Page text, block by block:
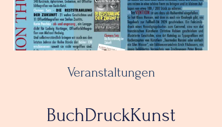
Veranstaltungen
BuchDruckKunst